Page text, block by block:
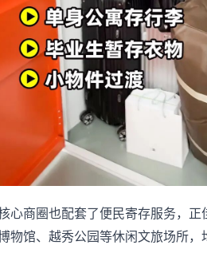
心商圈也配套了便民寄存服务，
物馆、越秀公园等休闲文旅场所